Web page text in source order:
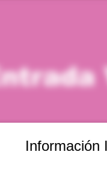
Información